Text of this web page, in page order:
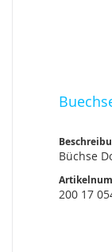
Büchse
200 17